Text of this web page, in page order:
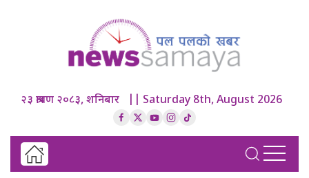
२३ श्रावण २०८३, शनिबार || Saturday 8th, August 2026